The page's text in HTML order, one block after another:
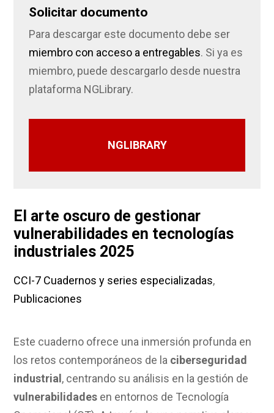
Solicitar documento
Para descargar este documento debe ser
miembro con acceso a entregables. Si ya es
miembro, puede descargarlo desde nuestra
plataforma NGLibrary.
NGLIBRARY
El arte oscuro de gestionar
vulnerabilidades en tecnologías
industriales 2025
CCI-7 Cuadernos y series especializadas,
Publicaciones
Este cuaderno ofrece una inmersión profunda en
los retos contemporáneos de la ciberseguridad
industrial , centrando su análisis en la gestión de
vulnerabilidades en entornos de Tecnología